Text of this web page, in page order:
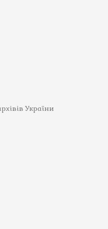
України